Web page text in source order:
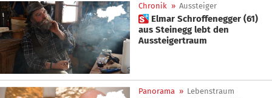
Chronik » Aussteiger
 Elmar Schroffenegger (61)
aus Steinegg lebt den
Aussteigertraum
Panorama » Lebenstraum